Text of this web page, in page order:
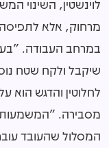
לוינשטין, השינוי
מרחוק, אלא
במרחב העבודה.
שיקבל ולקח שטח
לחלוטין והדגש הוא
מסבירה. "המשמעות
המסלול שהעובד